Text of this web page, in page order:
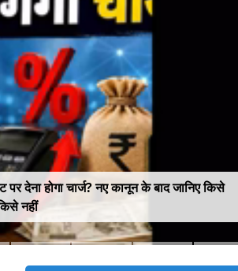
देना होगा चार्ज? नए कानून के बाद जानिए किसे
नहीं